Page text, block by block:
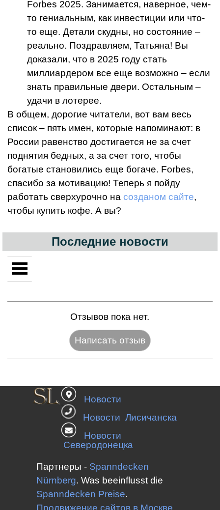
Forbes 2025. Занимается, наверное, чем-
то гениальным, как инвестиции или что-
то еще. Детали скудны, но состояние –
реально. Поздравляем, Татьяна! Вы
доказали, что в 2025 году стать
миллиардером все еще возможно – если
знать правильные двери. Остальным –
удачи в лотерее.
В общем, дорогие читатели, вот вам весь
список – пять имен, которые напоминают: в
России равенство достигается не за счет
поднятия бедных, а за счет того, чтобы
богатые становились еще богаче. Forbes,
спасибо за мотивацию! Теперь я пойду
работать сверхурочно на созданом сайте,
чтобы купить кофе. А вы?
Последние новости
Отзывов пока нет.
Оценка:*
Новости
Новости Лисичанска
Новости
Северодонецка
Партнеры - Spanndecken
Nürnberg. Was beeinflusst die
Spanndecken Preise.
Продвижение сайтов в Москве